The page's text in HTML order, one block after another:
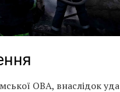
ОВА, внаслідок